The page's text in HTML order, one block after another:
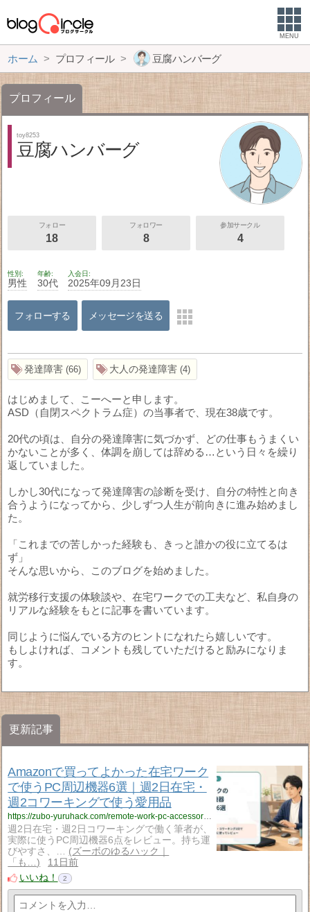
MENU
ホーム プロフィール 豆腐ハンバーグ
プロフィール
toy8253
豆腐ハンバーグ
フォロー
18
フォロワー
8
参加サークル
4
性別
男性
年齢
30代
入会日
2025年09月23日
フォローする メッセージを送る
発達障害 66 大人の発達障害 4
はじめまして、こーへーと申します。
ASD（自閉スペクトラム症）の当事者で、現在38歳です。
20代の頃は、自分の発達障害に気づかず、どの仕事もうまくい
かないことが多く、体調を崩しては辞める…という日々を繰り
返していました。
しかし30代になって発達障害の診断を受け、自分の特性と向き
合うようになってから、少しずつ人生が前向きに進み始めまし
た。
「これまでの苦しかった経験も、きっと誰かの役に立てるは
ず」
そんな思いから、このブログを始めました。
就労移行支援の体験談や、在宅ワークでの工夫など、私自身の
リアルな経験をもとに記事を書いています。
同じように悩んでいる方のヒントになれたら嬉しいです。
もしよければ、コメントも残していただけると励みになりま
す。
更新記事
Amazonで買ってよかった在宅ワーク
で使うPC周辺機器6選｜週2日在宅・
週2コワーキングで使う愛用品
https://zubo-yuruhack.com/remote-work-pc-accessories/
週2日在宅・週2日コワーキングで働く筆者が、
実際に使うPC周辺機器6点をレビュー。持ち運
びやすさ、…
ズーボのゆるハック｜
「も…
11日前
いいね！
2